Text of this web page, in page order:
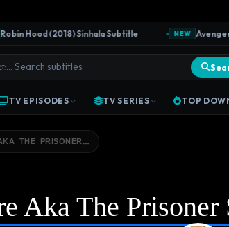
Hood (2018) Sinhala Subtitle NEW Avengers:
TV EPISODES TV SERIES TOP
THE PRISONER…
Aka The Prisoner